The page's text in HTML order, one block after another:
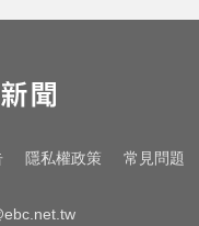
萬安：
馬力媲
隱私權政策 常見問題